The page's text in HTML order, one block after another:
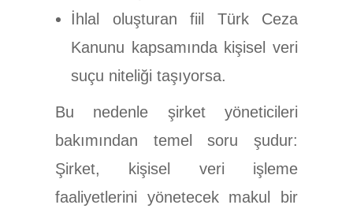
İhlal oluşturan fiil Türk Ceza
Kanunu kapsamında kişisel veri
suçu niteliği taşıyorsa.
Bu nedenle şirket yöneticileri
bakımından temel soru şudur:
Şirket, kişisel veri işleme
faaliyetlerini yönetecek makul bir